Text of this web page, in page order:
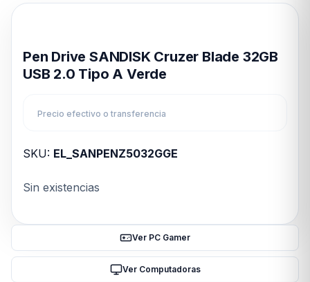
Pen Drive SANDISK Cruzer Blade 32GB
USB 2.0 Tipo A Verde
Precio efectivo o transferencia
SKU: EL_SANPENZ5032GGE
Sin existencias
Ver PC Gamer
Ver Computadoras